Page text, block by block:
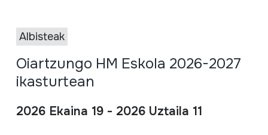
Albisteak
Oiartzungo HM Eskola 2026-2027
ikasturtean
2026 Ekaina 19 - 2026 Uztaila 11